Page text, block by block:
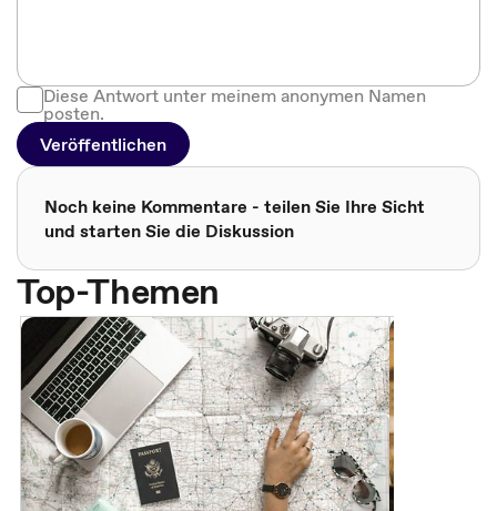
Diese Antwort unter meinem anonymen Namen
posten.
Veröffentlichen
Noch keine Kommentare - teilen Sie Ihre Sicht
und starten Sie die Diskussion
Top-Themen